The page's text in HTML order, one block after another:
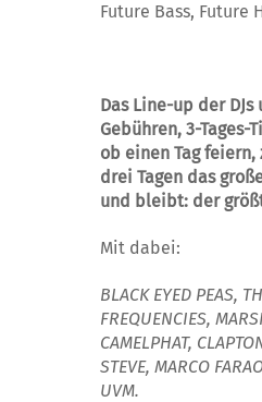
Future Bass, Future
Das Line-up der
Gebühren, 3-
ob einen Tag
drei Tagen das
und bleibt: der
Mit dabei:
BLACK EYED PEAS,
FREQUENCIES,
CAMELPHAT,
STEVE, MARCO
UVM.